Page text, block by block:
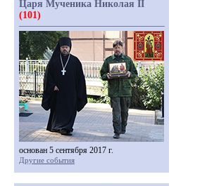
Царя Мученика Николая II
(101)
основан 5 сентября 2017 г.
Другие события